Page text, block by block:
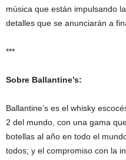
música que están impulsando
detalles que se anunciarán a
***
Sobre Ballantine’s:
Ballantine’s es el whisky
2 del mundo, con una gama
botellas al año en todo el
todos; y el compromiso con la